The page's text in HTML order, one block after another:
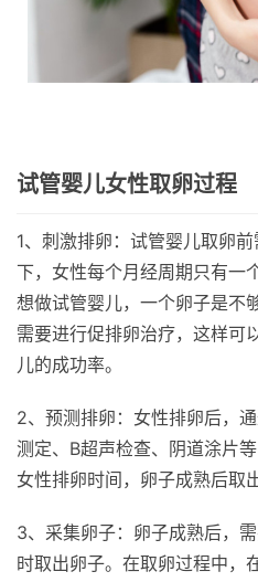
试管婴儿女性取卵过程
1、刺激排卵：试管婴儿取卵
下，女性每个月经周期只有一
想做试管婴儿，一个卵子是不
需要进行促排卵治疗，这样可
儿的成功率。
2、预测排卵：女性排卵后，
测定、B超声检查、阴道涂片
女性排卵时间，卵子成熟后取出
3、采集卵子：卵子成熟后，
时取出卵子。在取卵过程中，